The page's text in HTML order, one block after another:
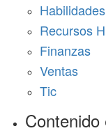
Recursos
Finanzas
Ventas
Tic
Contenido